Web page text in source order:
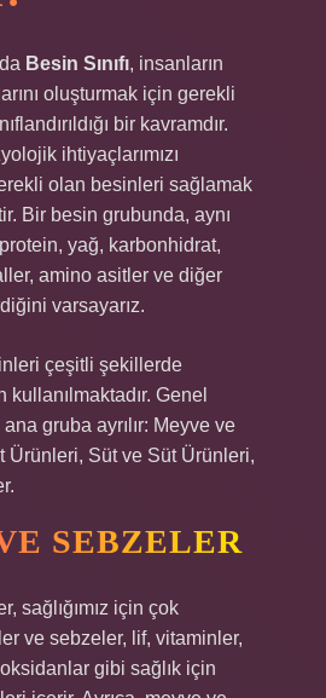
Besin Sınıfı, insanların
oluşturmak için gerekli
bir kavramdır.
ihtiyaçlarımızı
olan besinleri sağlamak
Bir besin grubunda, aynı
yağ, karbonhidrat,
amino asitler ve diğer
varsayarız.
çeşitli şekillerde
kullanılmaktadır. Genel
gruba ayrılır: Meyve ve
Ürünleri, Süt ve Süt Ürünleri,
SEBZELER
sağlığımız için çok
ve sebzeler, lif, vitaminler,
gibi sağlık için